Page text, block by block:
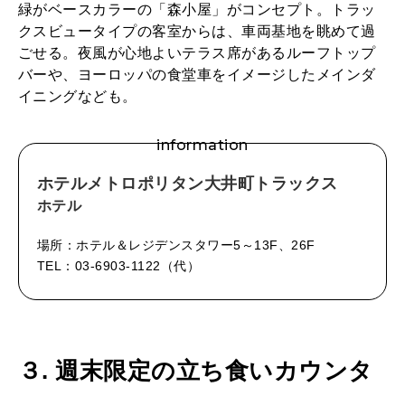
緑がベースカラーの「森小屋」がコンセプト。トラッ
クスビュータイプの客室からは、車両基地を眺めて過
ごせる。夜風が心地よいテラス席があるルーフトップ
バーや、ヨーロッパの食堂車をイメージしたメインダ
イニングなども。
information
ホテルメトロポリタン大井町トラックス
ホテル
場所：ホテル＆レジデンスタワー5～13F、26F
TEL：03-6903-1122（代）
３. 週末限定の立ち食いカウンタ